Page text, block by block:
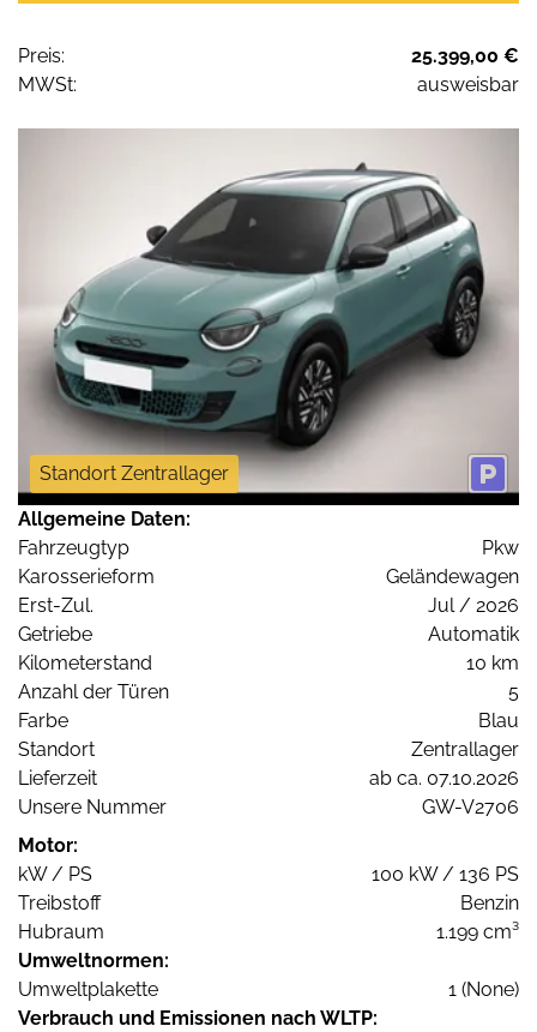
Preis:
25.399,00 €
MWSt:
ausweisbar
Standort Zentrallager
Allgemeine Daten:
Fahrzeugtyp
Pkw
Karosserieform
Geländewagen
Erst-Zul.
Jul / 2026
Getriebe
Automatik
Kilometerstand
10 km
Anzahl der Türen
5
Farbe
Blau
Standort
Zentrallager
Lieferzeit
ab ca. 07.10.2026
Unsere Nummer
GW-V2706
Motor:
kW / PS
100 kW / 136 PS
Treibstoff
Benzin
Hubraum
1.199 cm³
Umweltnormen:
Umweltplakette
1 (None)
Verbrauch und Emissionen nach WLTP: